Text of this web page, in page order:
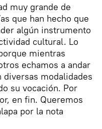
muy grande de
que han hecho que
algún instrumento
cultural. Lo
mientras
echamos a andar
diversas modalidades
su vocación. Por
en fin. Queremos
por la nota